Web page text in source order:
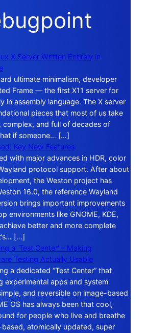
X Server Written Entirely in
ultimate minimalism, developer
Frame — the first X11 server for
in assembly language. The X server
pieces that most of us take
complex, and full of decades of
if someone… […]
Key New Features
with major advances in HDR, color
protocol support. After about
the Weston project has
16.0, the reference Wayland
brings important improvements
environments like GNOME, KDE,
better and more complete
[…]
a ‘Test Center’ – Making
Testing Actually Usable
a dedicated “Test Center” that
experimental apps and system
and reversible on image-based
OS has always been that cool,
for people who live and breathe
based, atomically updated, super